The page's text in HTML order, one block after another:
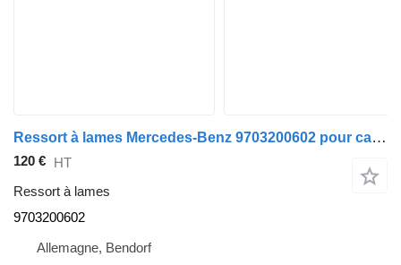
Ressort à lames Mercedes-Benz 9703200602 pour camion Mercedes-Benz Atego
120 € HT
Ressort à lames
9703200602
Allemagne, Bendorf